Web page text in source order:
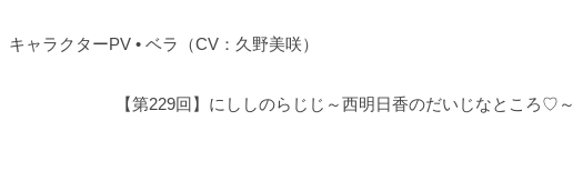
キャラクターPV • ベラ（CV：久野美咲）
【第229回】にししのらじじ～西明日香のだいじなところ♡～